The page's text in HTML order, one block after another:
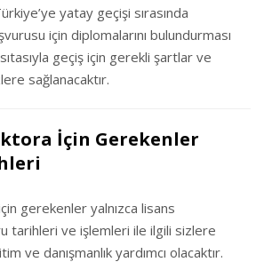
yatay geçişi sırasında
için diplomalarını bulundurması
geçiş için gerekli şartlar ve
sağlanacaktır.
İçin Gerekenler
gerekenler yalnızca lisans
tarihleri ve işlemleri ile ilgili sizlere
ve danışmanlık yardımcı olacaktır.